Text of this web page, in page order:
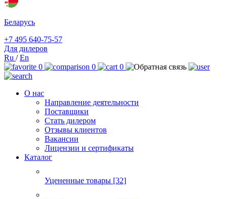
Беларусь
+7 495 640-75-57
Для дилеров
Ru /En
0
0 0
О нас
Направление деятельности
Поставщики
Стать дилером
Отзывы клиентов
Вакансии
Лицензии и сертификаты
Каталог
Уцененные товары [32]